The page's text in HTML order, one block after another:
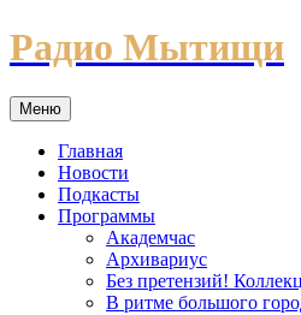
Перейти
к
Радио Мытищи
Меню
Главная
Новости
Подкасты
Программы
Академчас
Архивариус
Без претензий!
В ритме большого